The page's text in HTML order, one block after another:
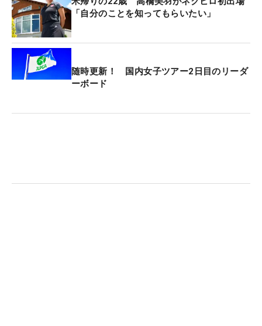
「自分のことを知ってもらいたい」
随時更新！ 国内女子ツアー2日目のリーダ
ーボード